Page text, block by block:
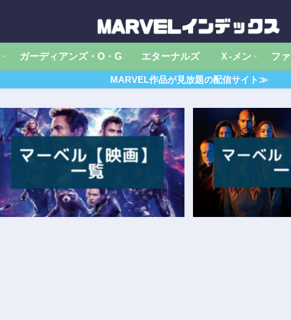
ガーディアンズ・O・G エターナルズ Ｘ‐メン フ
MARVEL作品が見放題の配信サイト≫